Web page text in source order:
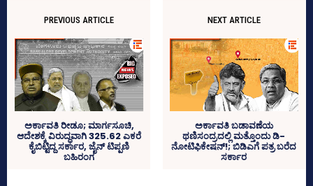
PREVIOUS ARTICLE
ಅರ್ಕಾವತಿ ರೀಡೂ; ಮಾರ್ಗಸೂಚಿ,
ಆದೇಶಕ್ಕೆ ವಿರುದ್ಧವಾಗಿ 325.62 ಎಕರೆ
ಕೈಬಿಟ್ಟಿದ್ದ ಸರ್ಕಾರ, ಜೈನ್‌ ಟಿಪ್ಪಣಿ
ಬಹಿರಂಗ
NEXT ARTICLE
ಅರ್ಕಾವತಿ ಬಡಾವಣೆಯ
ಥಣಿಸಂದ್ರದಲ್ಲಿ ಮತ್ತೊಂದು ಡಿ-
ನೋಟಿಫಿಕೇಷನ್‌!; ಬಿಡಿಎಗೆ ಪತ್ರ ಬರೆದ
ಸರ್ಕಾರ